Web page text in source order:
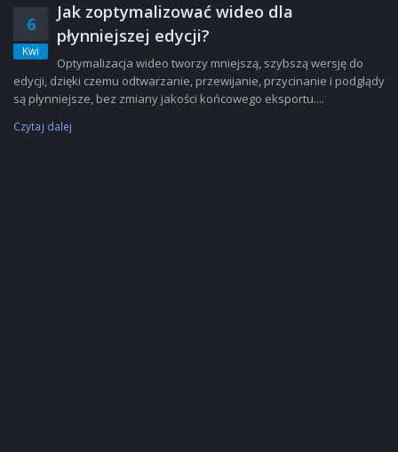
6
Kwi
Jak zoptymalizować wideo dla
płynniejszej edycji?
Optymalizacja wideo tworzy mniejszą, szybszą wersję do
edycji, dzięki czemu odtwarzanie, przewijanie, przycinanie i podglądy
są płynniejsze, bez zmiany jakości końcowego eksportu....
Czytaj dalej